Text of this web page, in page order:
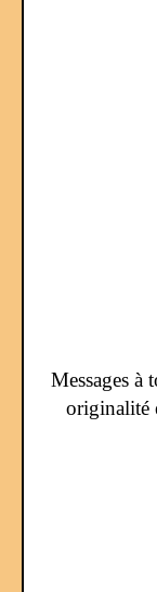
Messages à
originalité